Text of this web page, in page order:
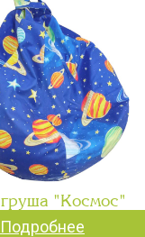
"Космос"
Подробнее